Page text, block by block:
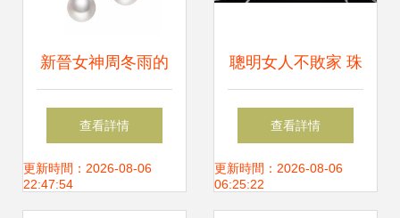
新晉女神周冬雨的
珠寶匣
查看詳情
更新時間：2026-08-06
22:47:54
聰明女人不敗家 珠
寶首飾不是只能
買，還可以租賃
查看詳情
更新時間：2026-08-06
06:25:22